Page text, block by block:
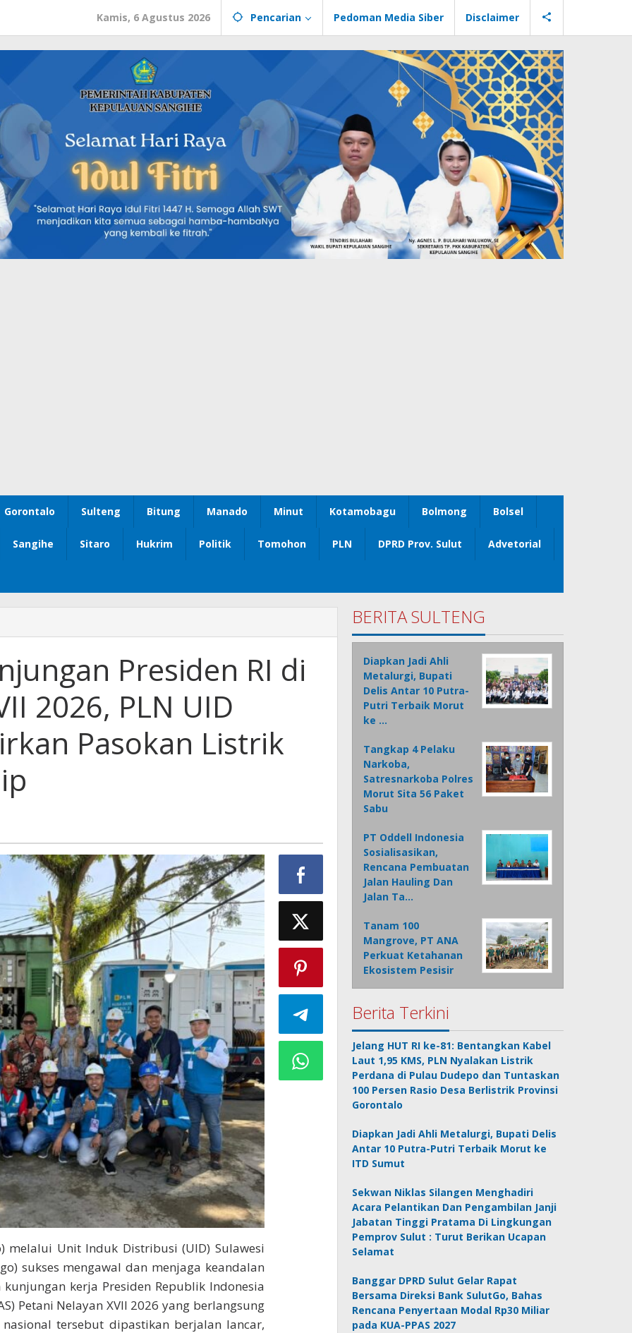
Kamis, 6 Agustus 2026 Pencarian Pedoman Media Siber Disclaimer
Gorontalo Sulteng Bitung Manado Minut Kotamobagu Bolmong Bolsel
Sangihe Sitaro Hukrim Politik Tomohon PLN DPRD Prov. Sulut Advetorial
Presiden RI di
2026, PLN UID
Pasokan Listrik
melalui Unit Induk Distribusi (UID) Sulawesi
sukses mengawal dan menjaga keandalan
kerja Presiden Republik Indonesia
Petani Nelayan XVII 2026 yang berlangsung
tersebut dipastikan berjalan lancar,
BERITA SULTENG
Diapkan Jadi Ahli
Metalurgi, Bupati
Delis Antar 10 Putra-
Putri Terbaik Morut
ke …
Tangkap 4 Pelaku
Narkoba,
Satresnarkoba Polres
Morut Sita 56 Paket
Sabu
PT Oddell Indonesia
Sosialisasikan,
Rencana Pembuatan
Jalan Hauling Dan
Jalan Ta…
Tanam 100
Mangrove, PT ANA
Perkuat Ketahanan
Ekosistem Pesisir
Berita Terkini
Jelang HUT RI ke-81: Bentangkan Kabel
Laut 1,95 KMS, PLN Nyalakan Listrik
Perdana di Pulau Dudepo dan Tuntaskan
100 Persen Rasio Desa Berlistrik Provinsi
Gorontalo
Diapkan Jadi Ahli Metalurgi, Bupati Delis
Antar 10 Putra-Putri Terbaik Morut ke
ITD Sumut
Sekwan Niklas Silangen Menghadiri
Acara Pelantikan Dan Pengambilan Janji
Jabatan Tinggi Pratama Di Lingkungan
Pemprov Sulut : Turut Berikan Ucapan
Selamat
Banggar DPRD Sulut Gelar Rapat
Bersama Direksi Bank SulutGo, Bahas
Rencana Penyertaan Modal Rp30 Miliar
pada KUA-PPAS 2027